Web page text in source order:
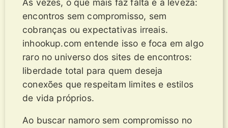
Às vezes, o que mais faz falta é a leveza:
encontros sem compromisso, sem
cobranças ou expectativas irreais.
inhookup.com entende isso e foca em algo
raro no universo dos sites de encontros:
liberdade total para quem deseja
conexões que respeitam limites e estilos
de vida próprios.
Ao buscar namoro sem compromisso no